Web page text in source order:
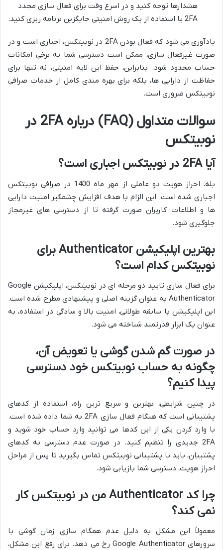
هشدارها توجه کنید و در اسرع وقت برای فعال سازی مجدد
2FA یا استفاده از یک روش امنیتی جایگزین برنامه ریزی کنید.
یادآوری می شود که فعال بودن 2FA در نوبیتکس، اجباری است و در
صورت غیرفعال سازی، ممکن است دسترسی شما به برخی امکانات
حساب محدود شود. بنابراین، حفظ این لایه امنیتی، نه تنها برای
حفاظت از دارایی ها، بلکه برای بهره مندی کامل از خدمات صرافی
نوبیتکس ضروری است.
سوالات متداول (FAQ) درباره 2FA در
نوبیتکس
آیا 2FA در نوبیتکس اجباری است؟
بله، احراز هویت دو عاملی از مهر ماه 1400 در صرافی نوبیتکس
اجباری شده است. این الزام با هدف افزایش چشمگیر امنیت دارایی
ها و اطلاعات کاربران صورت گرفته تا از دسترسی های غیرمجاز
جلوگیری شود.
بهترین اپلیکیشن Authenticator برای
نوبیتکس کدام است؟
برای فعال سازی تایید دو مرحله ای در نوبیتکس، اپلیکیشن Google
Authenticator به عنوان گزینه اصلی و پیشنهادی مطرح شده است.
این اپلیکیشن با سابقه طولانی، امنیت بالا و سادگی در استفاده، به
عنوان یک ابزار قدرتمند شناخته می شود.
در صورت گم شدن گوشی یا تعویض آن،
چگونه به حساب نوبیتکس خود دسترسی
پیدا کنیم؟
در چنین شرایطی، بهترین و سریع ترین راه، استفاده از کدهای
پشتیبانی است که هنگام فعال سازی 2FA به شما داده شده است.
با وارد کردن یکی از این کدها می توانید وارد حساب خود شوید و
2FA جدیدی را تنظیم کنید. در صورت عدم دسترسی به کدهای
پشتیبان، باید با پشتیبانی نوبیتکس تماس بگیرید تا پس از مراحل
احراز هویت، دسترسی شما بازیابی شود.
چرا کد Authenticator من در نوبیتکس کار
نمی کند؟
معمولاً این مشکل به دلیل عدم همگام سازی زمان گوشی با
سرورهای Google Authenticator رخ می دهد. برای رفع این مشکل،